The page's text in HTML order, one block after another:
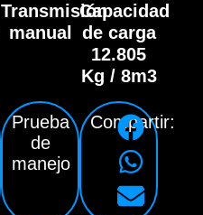
Transmisión
manual
Capacidad
de carga
12.805
Kg / 8m3
Prueba
de
manejo
Compartir: